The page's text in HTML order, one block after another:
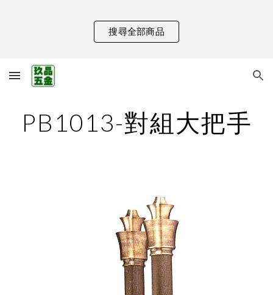
Skip to main content
搜尋全部商品
PB1013-對組大把手